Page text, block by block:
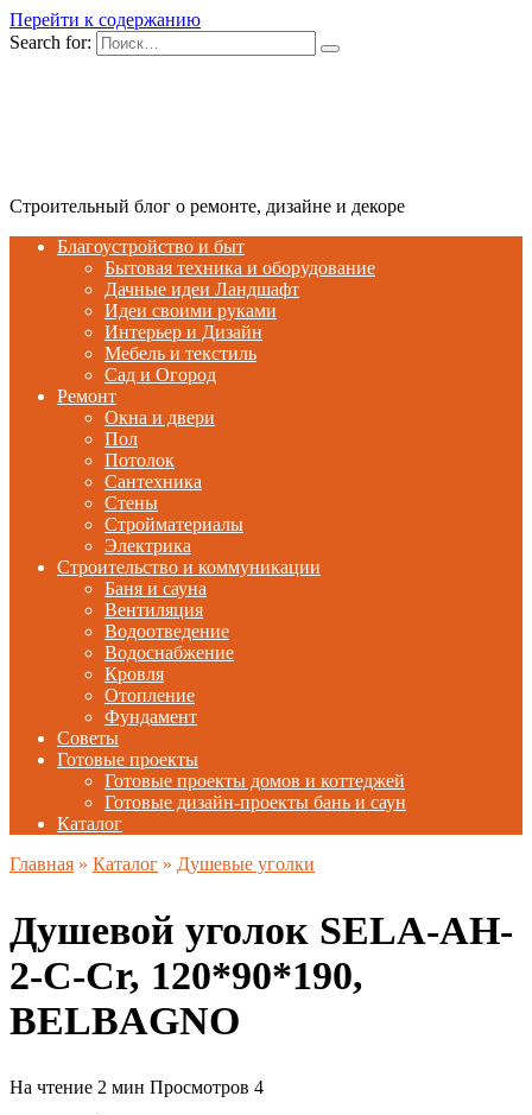
Перейти к содержанию
Search for:
Строительный блог о ремонте, дизайне и декоре
Благоустройство и быт
Бытовая техника и оборудование
Дачные идеи Ландшафт
Идеи своими руками
Интерьер и Дизайн
Мебель и текстиль
Сад и Огород
Ремонт
Окна и двери
Пол
Потолок
Сантехника
Стены
Стройматериалы
Электрика
Строительство и коммуникации
Баня и сауна
Вентиляция
Водоотведение
Водоснабжение
Кровля
Отопление
Фундамент
Советы
Готовые проекты
Готовые проекты домов и коттеджей
Готовые дизайн-проекты бань и саун
Каталог
Главная » Каталог » Душевые уголки
Душевой уголок SELA-AH-
2-C-Cr, 120*90*190,
BELBAGNO
На чтение 2 мин Просмотров 4